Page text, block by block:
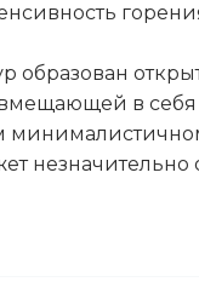
образован
в себя
незначительно